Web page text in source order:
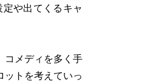
や出てくるキャ
コメディを多く手
ットを考えていっ